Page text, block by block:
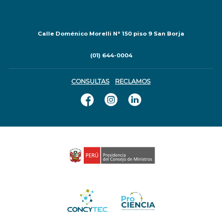
Calle Doménico Morelli N° 150 piso 9 San Borja
(01) 644-0004
CONSULTAS RECLAMOS